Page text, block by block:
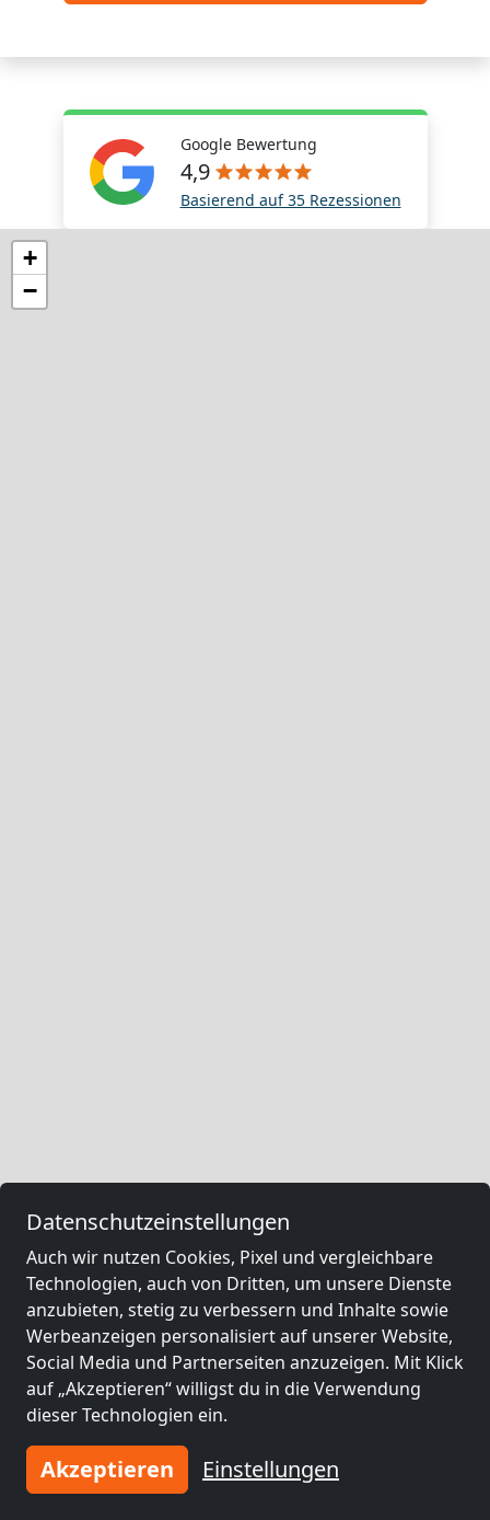
Google Bewertung
4,9
Basierend auf 35 Rezessionen
+
−
Datenschutzeinstellungen
Auch wir nutzen Cookies, Pixel und vergleichbare
Technologien, auch von Dritten, um unsere Dienste
anzubieten, stetig zu verbessern und Inhalte sowie
Werbeanzeigen personalisiert auf unserer Website,
Social Media und Partnerseiten anzuzeigen. Mit Klick
auf „Akzeptieren“ willigst du in die Verwendung
dieser Technologien ein.
Akzeptieren Einstellungen